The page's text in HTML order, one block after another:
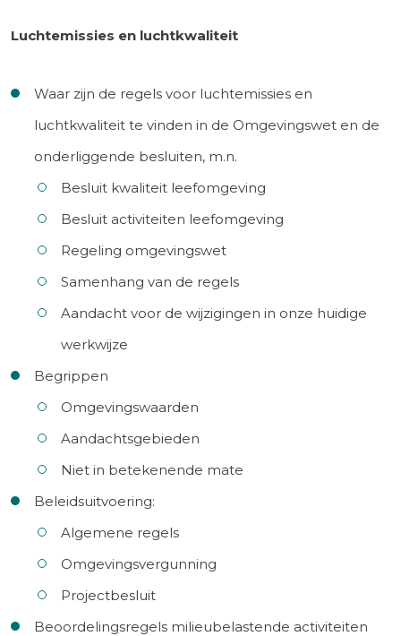
Luchtemissies en luchtkwaliteit
Waar zijn de regels voor luchtemissies en
luchtkwaliteit te vinden in de Omgevingswet en de
onderliggende besluiten, m.n.
Besluit kwaliteit leefomgeving
Besluit activiteiten leefomgeving
Regeling omgevingswet
Samenhang van de regels
Aandacht voor de wijzigingen in onze huidige
werkwijze
Begrippen
Omgevingswaarden
Aandachtsgebieden
Niet in betekenende mate
Beleidsuitvoering:
Algemene regels
Omgevingsvergunning
Projectbesluit
Beoordelingsregels milieubelastende activiteiten